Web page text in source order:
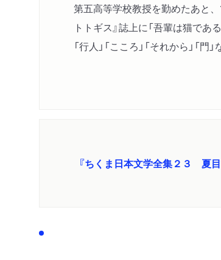
第五高等学校教授を勤めたあと
トトギス』誌上に「吾輩は猫であ
「行人」「こころ」「それから」「門
『ちくま日本文学全集２３ 夏